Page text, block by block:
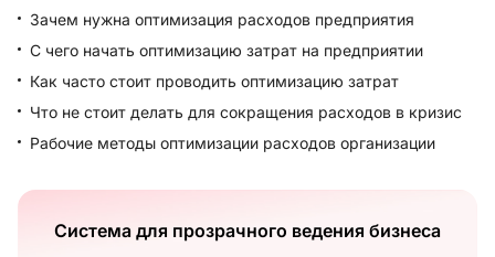
Зачем нужна оптимизация расходов предприятия
С чего начать оптимизацию затрат на предприятии
Как часто стоит проводить оптимизацию затрат
Что не стоит делать для сокращения расходов в кризис
Рабочие методы оптимизации расходов организации
Система для прозрачного ведения бизнеса